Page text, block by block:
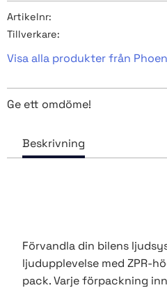
Artikelnr
Tillverkare
Visa alla produkter från
Ge ett omdöme!
Förvandla din bilens
ljudupplevelse med ZPR-
pack. Varje förpackning